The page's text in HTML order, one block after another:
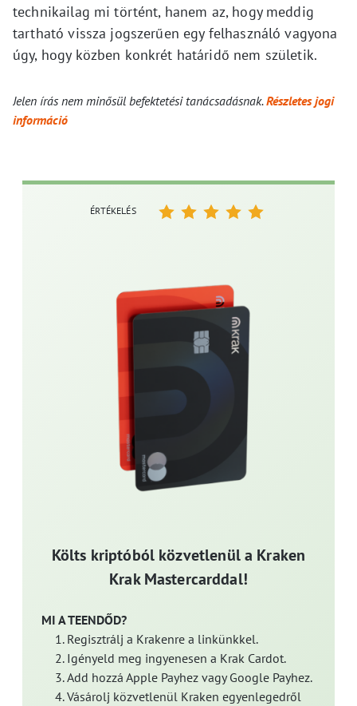
technikailag mi történt, hanem az, hogy meddig
tartható vissza jogszerűen egy felhasználó vagyona
úgy, hogy közben konkrét határidő nem születik.
Jelen írás nem minősül befektetési tanácsadásnak.Részletes jogi
információ
Költs kriptóból közvetlenül a Kraken
Krak Mastercarddal!
MI A TEENDŐD?
Regisztrálj a Krakenre a linkünkkel.
Igényeld meg ingyenesen a Krak Cardot.
Add hozzá Apple Payhez vagy Google Payhez.
Vásárolj közvetlenül Kraken egyenlegedről
ÉRTÉKELÉS